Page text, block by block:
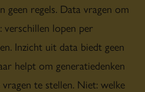
geen regels. Data vragen om
lopen per
Inzicht uit data biedt geen
helpt om generatiedenken
te stellen. Niet: welke